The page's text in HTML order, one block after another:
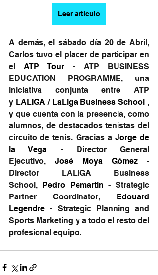
Leer artículo
A demás, el sábado día 20 de Abril,
Carlos tuvo el placer de participar en
el ATP Tour - ATP BUSINESS
EDUCATION PROGRAMME, una
iniciativa conjunta entre ATP
y LALIGA / LaLiga Business School ,
y que cuenta con la presencia, como
alumnos, de destacados tenistas del
circuito de tenis. Gracias a Jorge de
la Vega - Director General
Ejecutivo, José Moya Gómez -
Director LALIGA Business
School,
Pedro Pemartin - Strategic
Partner Coordinator,
Edouard
Legendre - Strategic Planning and
Sports Marketing y a todo el resto del
profesional equipo.